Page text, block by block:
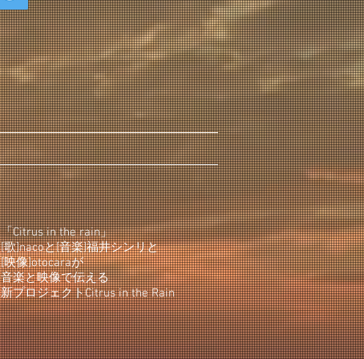
「Citrus in the rain」
[歌]nacoと[音楽]福井シンリと
[映像]otocaraが
音楽と映像で伝える
新プロジェクトCitrus in the Rain